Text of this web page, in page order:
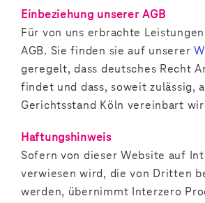
Einbeziehung unserer AGB
Für von uns erbrachte
AGB. Sie finden sie auf unserer
geregelt, dass deutsches Recht
findet und dass, soweit zulässig,
Gerichtsstand Köln vereinbart
Haftungshinweis
Sofern von dieser Website auf
verwiesen wird, die von Dritten
werden, übernimmt Interzero